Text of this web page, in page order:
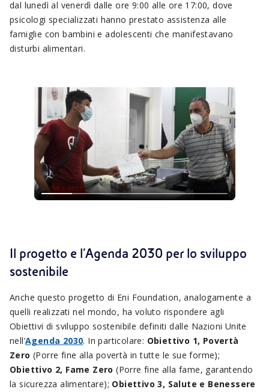
dal lunedì al venerdì dalle ore 9:00 alle ore 17:00, dove
psicologi specializzati hanno prestato assistenza alle
famiglie con bambini e adolescenti che manifestavano
disturbi alimentari.
Il progetto e l’Agenda 2030 per lo sviluppo
sostenibile
Anche questo progetto di Eni Foundation, analogamente a
quelli realizzati nel mondo, ha voluto rispondere agli
Obiettivi di sviluppo sostenibile definiti dalle Nazioni Unite
nell’Agenda 2030. In particolare: Obiettivo 1, Povertà
Zero (Porre fine alla povertà in tutte le sue forme);
Obiettivo 2, Fame Zero (Porre fine alla fame, garantendo
la sicurezza alimentare); Obiettivo 3, Salute e Benessere